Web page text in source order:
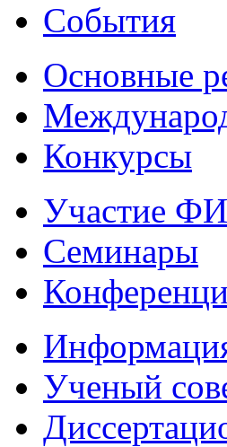
События
Основные
Конкурсы
Участие
Семинары
Ученый